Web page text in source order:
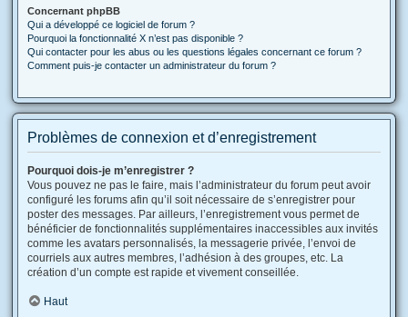
Concernant phpBB
Qui a développé ce logiciel de forum ?
Pourquoi la fonctionnalité X n’est pas disponible ?
Qui contacter pour les abus ou les questions légales concernant ce forum ?
Comment puis-je contacter un administrateur du forum ?
Problèmes de connexion et d’enregistrement
Pourquoi dois-je m’enregistrer ?
Vous pouvez ne pas le faire, mais l’administrateur du forum peut avoir
configuré les forums afin qu’il soit nécessaire de s’enregistrer pour
poster des messages. Par ailleurs, l’enregistrement vous permet de
bénéficier de fonctionnalités supplémentaires inaccessibles aux invités
comme les avatars personnalisés, la messagerie privée, l’envoi de
courriels aux autres membres, l’adhésion à des groupes, etc. La
création d’un compte est rapide et vivement conseillée.
Haut